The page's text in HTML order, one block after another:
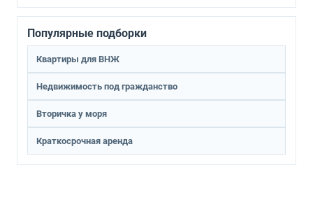
Популярные подборки
Квартиры для ВНЖ
Недвижимость под гражданство
Вторичка у моря
Краткосрочная аренда